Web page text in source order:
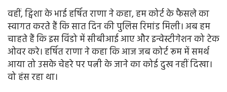
वहीं, ट्विशा के भाई हर्षित राणा ने कहा, हम कोर्ट के फैसले का
स्वागत करते हैं कि सात दिन की पुलिस रिमांड मिली। अब हम
चाहते हैं कि इस विंडो में सीबीआई आए और इन्वेस्टीगेशन को टेक
ओवर करे। हर्षित राणा ने कहा कि आज जब कोर्ट रूम में समर्थ
आया तो उसके चेहरे पर पत्नी के जाने का कोई दुख नहीं दिखा।
वो हंस रहा था।